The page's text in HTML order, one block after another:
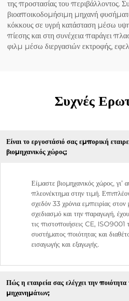
της προστασίας του περιβάλλοντος.
βιοαποικοδομήσιμη μηχανή
κόκκους σε υγρή κατάσταση μέσω
πίεσης και στη συνέχεια παράγει
φιλμ μέσω διεργασιών εκτροφής,
Συχνές
Είναι το εργοστάσιό σας εμπορική
βιομηχανικός χώρος;
Είμαστε βιομηχανικός χώρος, γι’
πλεονέκτημα στην τιμή.
σχεδόν 33 χρόνια εμπειρίας στον
σχεδιασμό και την παραγωγή,
τις πιστοποιήσεις CE, ISO9001
συστήματος ποιότητας και
εισαγωγής και εξαγωγής.
Πώς η εταιρεία σας ελέγχει την ποιότητα
μηχανημάτων;